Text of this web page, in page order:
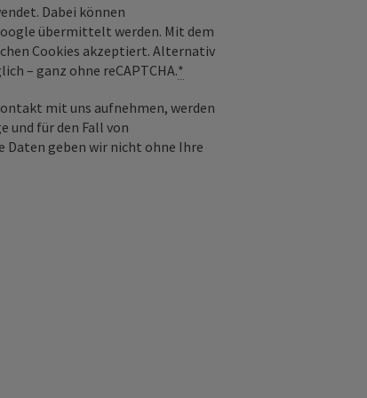
Dabei können
übermittelt werden. Mit dem
Cookies akzeptiert. Alternativ
– ganz ohne reCAPTCHA.*
mit uns aufnehmen, werden
und für den Fall von
Daten geben wir nicht ohne Ihre